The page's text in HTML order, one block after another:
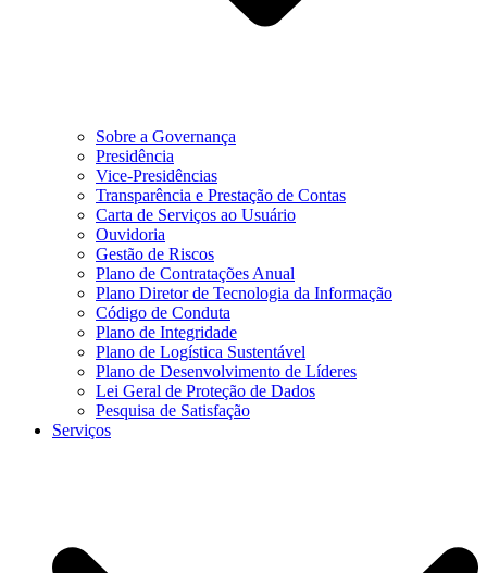
Sobre a Governança
Presidência
Vice-Presidências
Transparência e Prestação de Contas
Carta de Serviços ao Usuário
Ouvidoria
Gestão de Riscos
Plano de Contratações Anual
Plano Diretor de Tecnologia da Informação
Código de Conduta
Plano de Integridade
Plano de Logística Sustentável
Plano de Desenvolvimento de Líderes
Lei Geral de Proteção de Dados
Pesquisa de Satisfação
Serviços